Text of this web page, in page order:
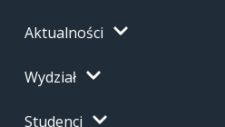
Aktualności
Wydział
Studenci